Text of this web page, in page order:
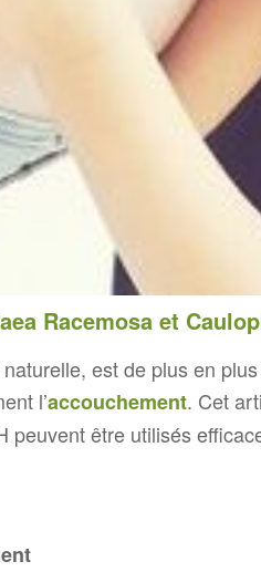
Racemosa et
est de plus en
l’accouchement. Cet
peuvent être utilisés